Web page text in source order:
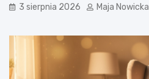
3 sierpnia 2026 Maja Nowicka